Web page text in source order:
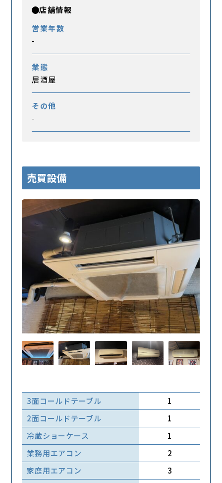
店舗情報
営業年数
-
業態
居酒屋
その他
-
売買設備
3面コールドテーブル
1
2面コールドテーブル
1
冷蔵ショーケース
1
業務用エアコン
2
家庭用エアコン
3